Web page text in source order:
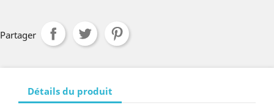
Partager
Détails du produit